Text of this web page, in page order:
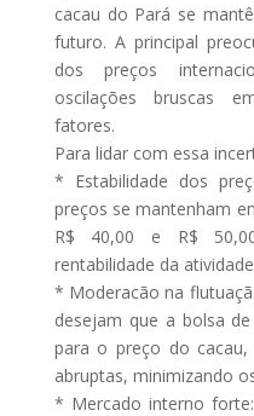
cacau do Pará se
futuro. A principal
dos preços
oscilações bruscas
fatores.
Para lidar com essa
* Estabilidade dos
preços se mantenham
R$ 40,00 e R$
rentabilidade da
* Moderacão na
desejam que a bolsa
para o preço do
abruptas, minimizando
* Mercado interno